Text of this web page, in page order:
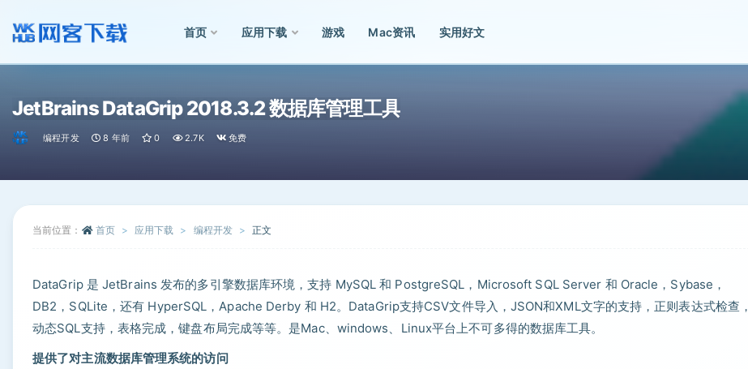
首页 应用下载 游戏 Mac资讯 实用好文
JetBrains DataGrip 2018.3.2 数据库管理工具
编程开发 8 年前 0 2.7K 免费
当前位置： 首页 应用下载 编程开发 正文
DataGrip 是 JetBrains 发布的多引擎数据库环境，支持 MySQL 和 PostgreSQL，Microsoft SQL Server 和 Oracle，Sybase，
DB2，SQLite，还有 HyperSQL，Apache Derby 和 H2。DataGrip支持CSV文件导入，JSON和XML文字的支持，正则表达式检查，
动态SQL支持，表格完成，键盘布局完成等等。是Mac、windows、Linux平台上不可多得的数据库工具。
提供了对主流数据库管理系统的访问